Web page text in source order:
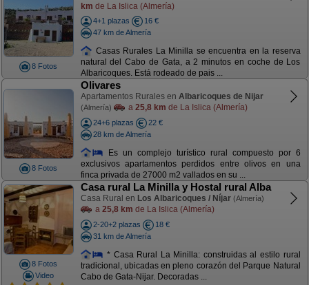
8 Fotos
km de La Islica (Almería)
4+1 plazas
16 €
47 km de Almería
Casas Rurales La Minilla se encuentra en la reserva
natural del Cabo de Gata, a 2 minutos en coche de Los
Albaricoques. Está rodeado de pais ...
8 Fotos
Olivares
Apartamentos Rurales en Albaricoques de Nijar
(Almería) a 25,8 km de La Islica (Almería)
24+6 plazas
22 €
28 km de Almería
Es un complejo turístico rural compuesto por 6
exclusivos apartamentos perdidos entre olivos en una
finca privada de 27000 m2 vallados en su ...
8 Fotos
Video
Casa rural La Minilla y Hostal rural Alba
Casa Rural en Los Albaricoques / Níjar (Almería)
a 25,8 km de La Islica (Almería)
2-20+2 plazas
18 €
31 km de Almería
* Casa Rural La Minilla: construidas al estilo rural
tradicional, ubicadas en pleno corazón del Parque Natural
Cabo de Gata-Nijar. Decoradas ...